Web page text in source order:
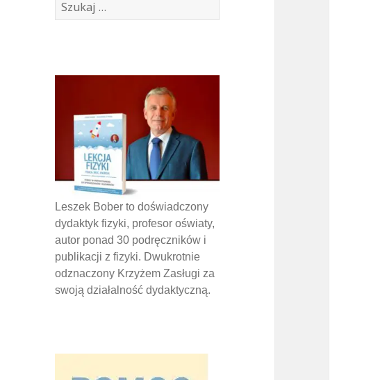
Szukaj:
Leszek Bober to doświadczony
dydaktyk fizyki, profesor oświaty,
autor ponad 30 podręczników i
publikacji z fizyki. Dwukrotnie
odznaczony Krzyżem Zasługi za
swoją działalność dydaktyczną.